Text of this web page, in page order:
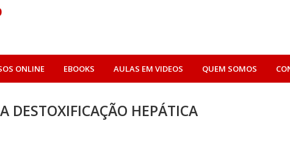
ONLINE EBOOKS AULAS EM VIDEOS QUEM SOMOS
DESTOXIFICAÇÃO HEPÁTICA